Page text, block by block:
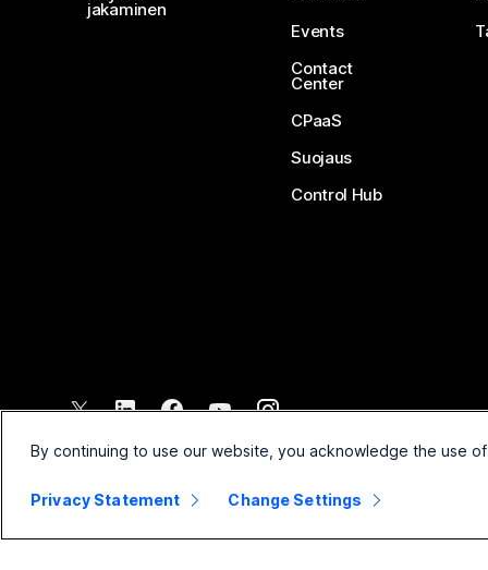
jakaminen
Events
Contact
Center
CPaaS
Suojaus
Control Hub
2026 Cisco ja/tai sen tytäryhtiöt. Kaikki oikeudet pidätetään.
By continuing to use our website, you acknowledge the use
Privacy Statement Change Settings